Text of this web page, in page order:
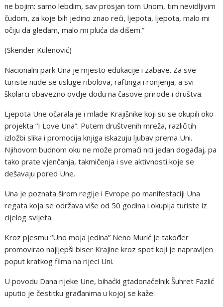
ne bojim: samo lebdim, sav prosjan tom Unom, tim nevidljivim
čudom, za koje bih jedino znao reći, ljepota, ljepota, malo mi
očiju da gledam, malo mi pluća da dišem.”
(Skender Kulenović)
Nacionalni park Una je mjesto edukacije i zabave. Za sve
turiste nude se usluge ribolova, raftinga i ronjenja, a svi
školarci obavezno ovdje dođu na časove prirode i društva.
Ljepota Une očarala je i mlade Krajišnike koji su se okupili oko
projekta “I Love Una”. Putem društvenih mreža, različitih
izložbi slika i promocija knjiga iskazuju ljubav prema Uni.
Njihovom budnom oku ne može promaći niti jedan događaj, pa
tako prate vjenčanja, takmičenja i sve aktivnosti koje se
dešavaju pored Une.
Una je poznata širom regije i Evrope po manifestaciji Una
regata koja se održava više od 50 godina i okuplja turiste iz
cijelog svijeta.
Kroz pjesmu “Uno moja jedina” Neno Murić je također
promovirao najljepši biser Krajine kroz spot koji je napravljen
poput kratkog filma na rijeci Uni.
U povodu Dana rijeke Une, bihaćki gtadonačelnik Šuhret Fazlić
uputio je čestitku građanima u kojoj se kaže: